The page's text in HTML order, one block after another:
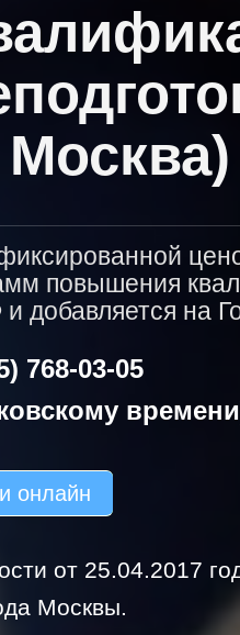
повышения
добавляется на
768-03-05
онлайн
от 25.04.2017
Москвы.